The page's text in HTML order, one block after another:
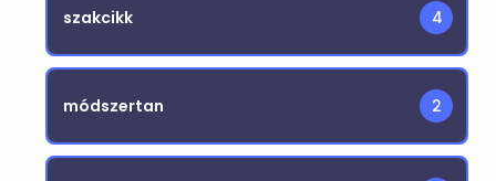
szakcikk 4
módszertan 2